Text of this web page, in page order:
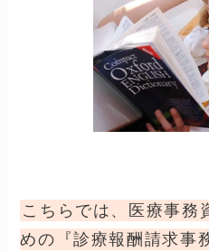
こちらでは、医療事務
めの『診療報酬請求事